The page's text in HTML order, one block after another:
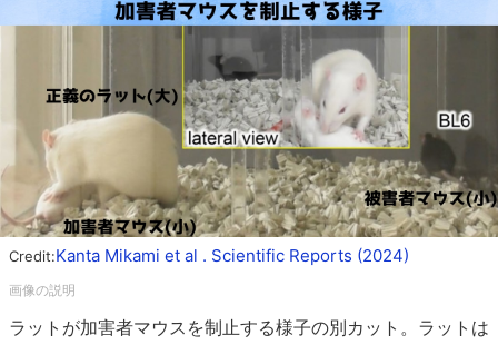
Credit:Kanta Mikami et al . Scientific Reports (2024)
ラットが加害者マウスを制止する様子の別カット。ラットは